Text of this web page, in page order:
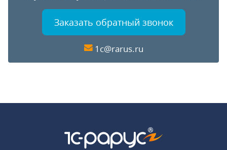
Заказать обратный звонок
1c@rarus.ru